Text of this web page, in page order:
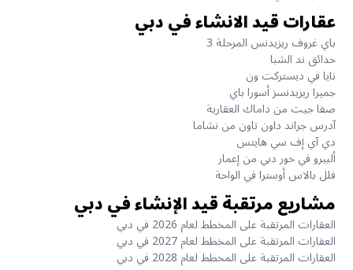
عقارات قيد الانشاء في دبي
باي غروف ريزيدنس المرحلة 3
حدائق ند الشبا
نايا في ديستركت ون
جميرا ريزيدنسز أسورا باي
صفا جيت من داماك العقارية
آدرس جراند داون تاون من نشاما
دي آي إف سي هايتس
ألبيرو في خور دبي من إعمار
فلل بالاس أوسترا في الواحة
مشاريع مرتقبة قيد الإنشاء في دبي
العقارات المرتقبة على المخطط لعام 2026 في دبي
العقارات المرتقبة على المخطط لعام 2027 في دبي
العقارات المرتقبة على المخطط لعام 2028 في دبي